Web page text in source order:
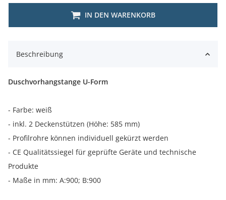
IN DEN WARENKORB
Beschreibung
Duschvorhangstange U-Form
- Farbe: weiß
- inkl. 2 Deckenstützen (Höhe: 585 mm)
- Profilrohre können individuell gekürzt werden
- CE Qualitätssiegel für geprüfte Geräte und technische
Produkte
- Maße in mm: A:900; B:900